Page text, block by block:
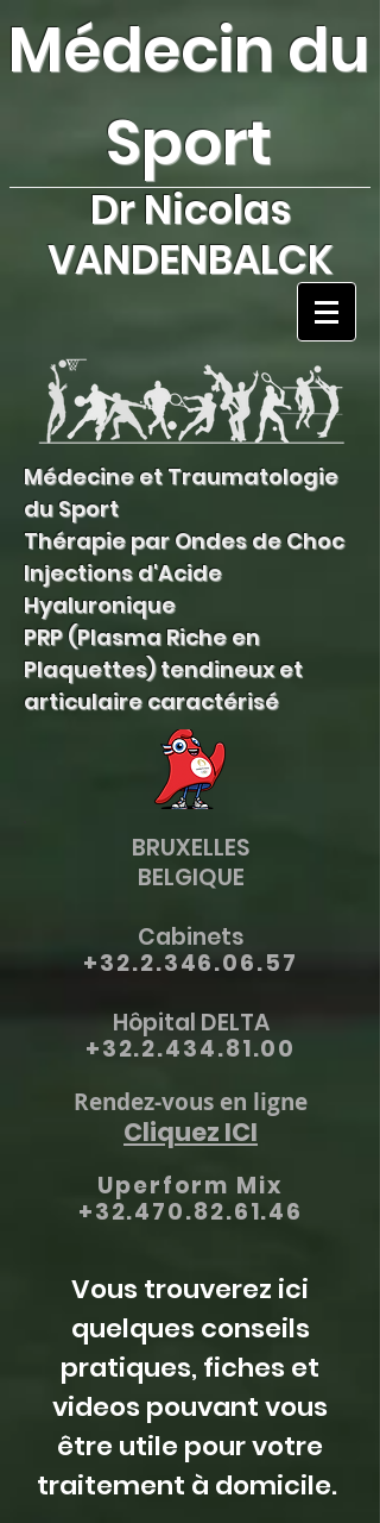
Médecin du
Sport
Dr Nicolas
VANDENBALCK
Médecine et Traumatologie
du Sport
Thérapie par Ondes de Choc
Injections d'Acide
Hyaluronique
PRP (Plasma Riche en
Plaquettes) tendineux et
articulaire caractérisé
BRUXELLES
BELGIQUE
Cabinets
+32.2.346.06.57
Hôpital DELTA
+32.2.434.81.00
Rendez-vous en ligne
Cliquez ICI
Uperform Mix
+32.470.82.61.46
Vous trouverez ici
quelques conseils
pratiques, fiches et
videos pouvant vous
être utile pour votre
traitement à domicile.